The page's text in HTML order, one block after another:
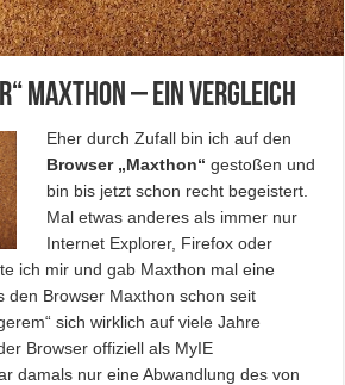
Maxthon – Ein Vergleich
Eher durch Zufall bin ich auf den
Browser „Maxthon“ gestoßen und
bin bis jetzt schon recht begeistert.
Mal etwas anderes als immer nur
Internet Explorer, Firefox oder
ich mir und gab Maxthon mal eine
den Browser Maxthon schon seit
sich wirklich auf viele Jahre
Browser offiziell als MyIE
damals nur eine Abwandlung des von